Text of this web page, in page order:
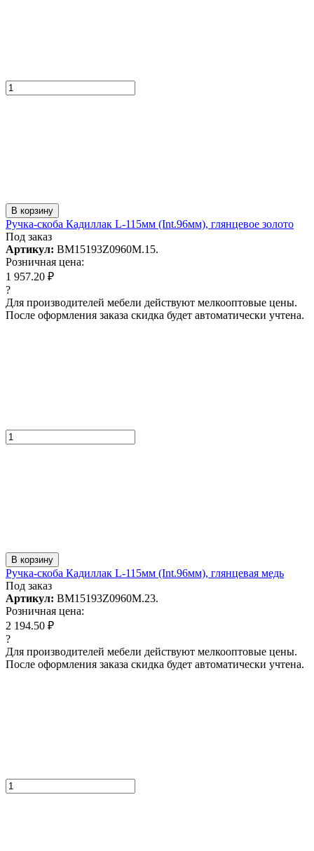
В корзину
Ручка-скоба Кадиллак L-115мм (Int.96мм), глянцевое золото
Под заказ
Артикул: BM15193Z0960M.15.
Розничная цена:
1 957.20 ₽
?
Для производителей мебели действуют мелкооптовые цены.
После оформления заказа скидка будет автоматически учтена.
В корзину
Ручка-скоба Кадиллак L-115мм (Int.96мм), глянцевая медь
Под заказ
Артикул: BM15193Z0960M.23.
Розничная цена:
2 194.50 ₽
?
Для производителей мебели действуют мелкооптовые цены.
После оформления заказа скидка будет автоматически учтена.